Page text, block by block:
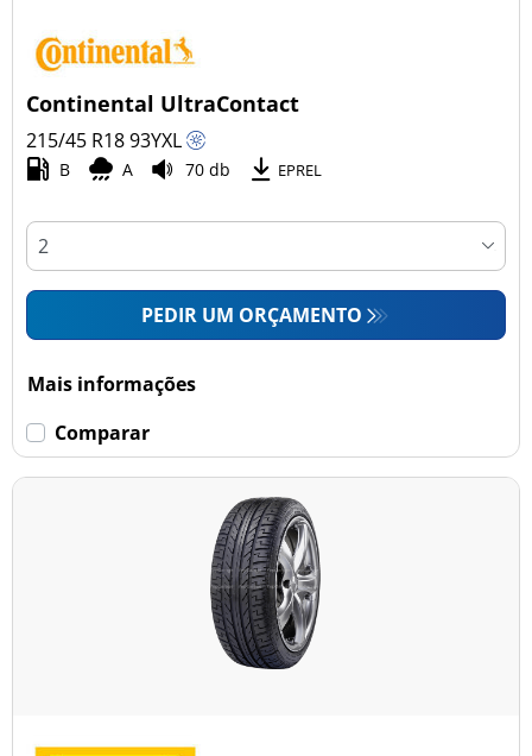
Continental UltraContact
215/45 R1893YXL
B A 70 db EPREL
PEDIR UM ORÇAMENTO
Mais informações
Comparar